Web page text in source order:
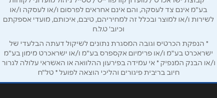
אימייל*
נושא*
אנא חזרו אלי בקשר ל...
בע"מ אינם צד לעסקה, והם אינם אחראים לפרסום ו/או לעסקה ו/או
לשירות ו/או למוצר ובכלל זה למחיריהם, טיבם, איכותם, מועדי אספקתם
וכיוב' ט.ל.ח
* הנפקת הכרטיס וגובה המסגרת נתונים לשיקול דעתה הבלעדי של
ישראכרט בע"מ ו/או פרימיום אקספרס בע"מ ו/או ישראכרט מימון בע"מ
ו/או הבנק המנפיק * אי עמידה בפירעון ההלוואה או האשראי עלולה לגרור
חיוב בריבית פיגורים והליכי הוצאה לפועל * טל"ח